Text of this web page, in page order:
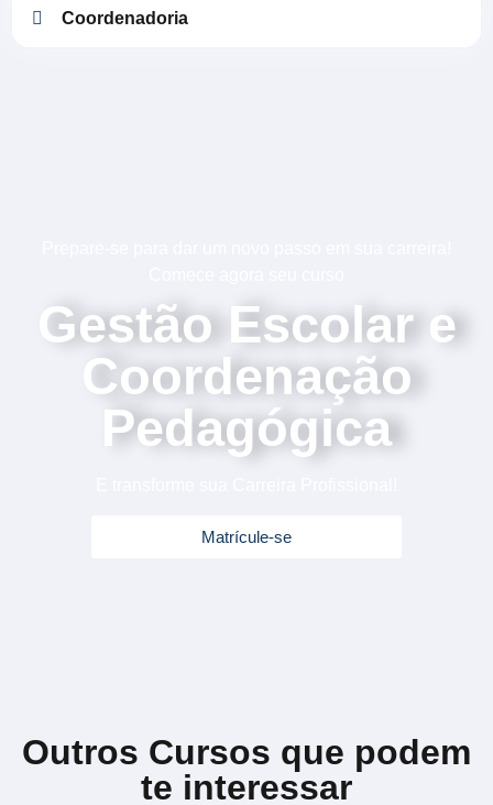
Coordenadoria
Gestão Escolar e
Coordenação
Pedagógica
Matrícule-se
Outros Cursos que podem
te interessar